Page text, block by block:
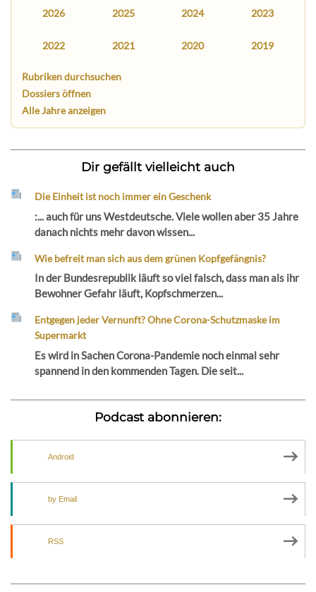
2026 2025 2024 2023
2022 2021 2020 2019
Rubriken durchsuchen
Dossiers öffnen
Alle Jahre anzeigen
Dir gefällt vielleicht auch
Die Einheit ist noch immer ein Geschenk
:... auch für uns Westdeutsche. Viele wollen aber 35 Jahre
danach nichts mehr davon wissen...
Wie befreit man sich aus dem grünen Kopfgefängnis?
In der Bundesrepublik läuft so viel falsch, dass man als ihr
Bewohner Gefahr läuft, Kopfschmerzen...
Entgegen jeder Vernunft? Ohne Corona-Schutzmaske im
Supermarkt
Es wird in Sachen Corona-Pandemie noch einmal sehr
spannend in den kommenden Tagen. Die seit...
Podcast abonnieren:
Android
by Email
RSS